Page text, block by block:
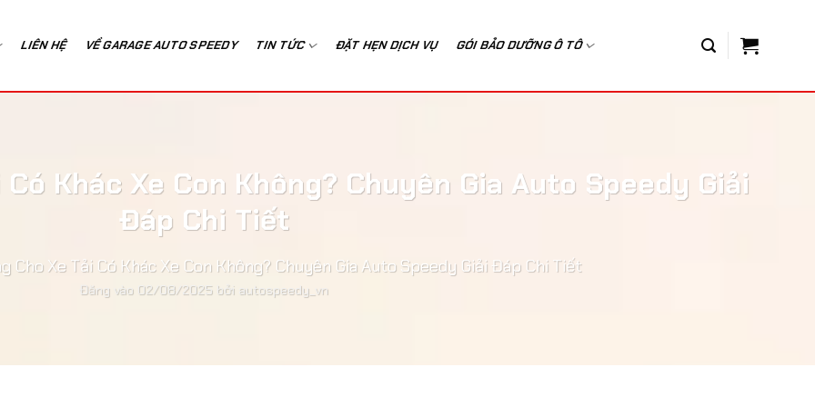
LIÊN HỆ VỀ GARAGE AUTO SPEEDY TIN TỨC ĐẶT HẸN DỊCH VỤ GÓI BẢO DƯỠNG Ô TÔ
Khác Xe Con Không? Chuyên Gia Auto Speedy Giải
Đáp Chi Tiết
Cho Xe Tải Có Khác Xe Con Không? Chuyên Gia Auto Speedy Giải Đáp Chi Tiết
Đăng vào 02/08/2025 bởi autospeedy_vn